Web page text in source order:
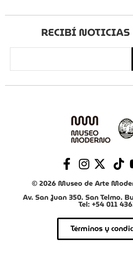
RECIBÍ NOTICIAS
© 2026 Museo de Arte
Av. San Juan 350. San Telmo.
Tel: +54 011
Términos y